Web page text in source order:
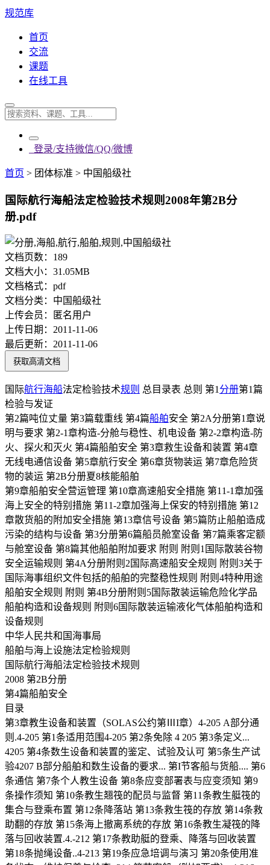
规范库
首页
交流
课题
在线工具
登录/支持微信/QQ/微博
首页 > 团体标准 > 中国船级社
国际航行海船法定检验技术规则2008年第2B分
册.pdf
文档页数： 189
文档大小： 31.05MB
文档格式： pdf
文档分类： 中国船级社
上传会员：
匿名用户
上传日期： 2011-11-06
最后更新： 2011-11-06
获取高清文档
国际航行海船法定检验技术规则 总目录表 总则 第1分册第1篇
检验与发证
第2篇吨位丈量 第3篇载重线 第4篇船舶安全 第2A分册第1章说
明与要求 第2-1章构造-分舱与稳性、机电设备 第2-2章构造-防
火、探火和灭火 第4篇船舶安全 第3章救生设备和装置 第4章
无线电通信设备 第5章航行安全 第6章货物装运 第7章危险货
物的装运 第2B分册夏8核能船舶
第9章船舶安全营运管理 第10章高速船安全措施 第11-1章加强
海上安全的特别措施 第11-2章加强海上保安的特别措施 第12
章散货船的附加安全措施 第13章信号设备 第5篇防止船舶造成
污染的结构与设备 第3分册第6篇船员舱室设备 第7篇乘客定额
与舱室设备 第8篇其他船舶附加要求 附则 附则1国际散装谷物
安全运输规则 第4A分册附则2国际高速船安全规则 附则3关于
国际海事组织文件包括的船舶的完整稳性规则 附则4特种用途
船舶安全规则 附则 第4B分册附则5国际散装运输危险化学品
船舶构造和设备规则 附则6国际散装运输液化气体船舶构造和
设备规则
中华人民共和国海事局
船舶与海上设施法定检验规则
国际航行海船法定检验技术规则
2008 第2B分册
第4篇船舶安全
目录
第3章教生设备和装置（SOLAS公约第ⅢI章）4-205 A部分通
则.4-205 第1条适用范围4-205 第2条免除 4 205 第3条定义...
4205 第4条数生设备和装置的鉴定、试验及认可 第5条生产试
验4207 B部分船舶和数生设备的要求... 第I节客船与货船.... 第6
条通信 第7条个人教生设备 第8条应变部署表与应变须知 第9
条操作须知 第10条教生翘筏的配员与监督 第11条教生艇筏的
集合与登乘布置 第12条降落站 第13条救生筏的存放 第14条救
助翻的存放 第15条海上撤离系统的存放 第16条教生凝筏的降
落与回收装置.4.-212 第17条教助艇的登乘、降落与回收装置
第18条抛绳设备..4-213 第19条应急培调与演习 第20条使用准